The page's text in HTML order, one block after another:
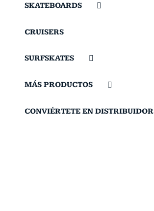
SKATEBOARDS
CRUISERS
SURFSKATES
MÁS PRODUCTOS
CONVIÉRTETE EN DISTRIBUIDOR